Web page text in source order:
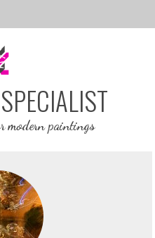
SPECIALIST
modern paintings